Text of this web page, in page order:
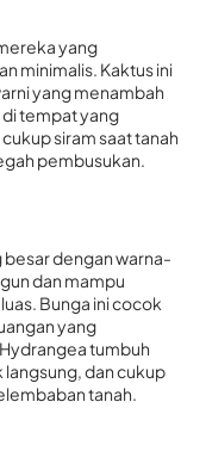
yang
minimalis. Kaktus ini
yang menambah
tempat yang
siram saat tanah
pembusukan.
dengan warna-
dan mampu
Bunga ini cocok
yang
tumbuh
dan cukup
tanah.